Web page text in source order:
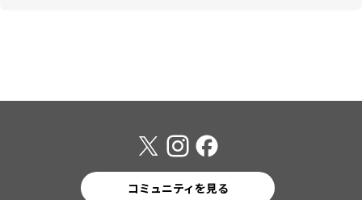
コミュニティを見る